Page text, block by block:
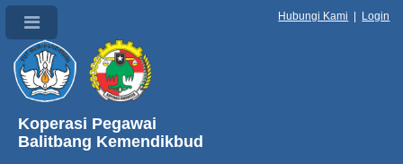
Hubungi Kami Login
Koperasi Pegawai
Balitbang Kemendikbud